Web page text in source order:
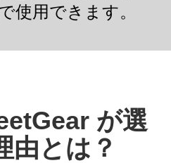
使用できます。
が選
由とは？